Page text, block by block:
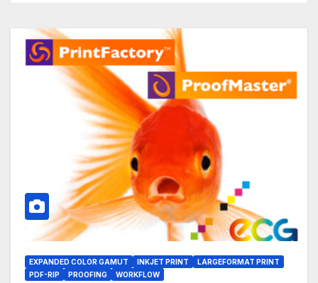
EXPANDED COLOR GAMUT INKJET PRINT
LARGEFORMAT PRINT
PDF-RIP
PROOFING WORKFLOW